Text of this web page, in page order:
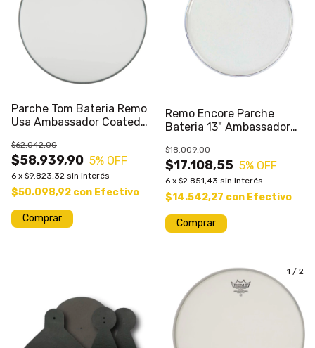
Parche Tom Bateria Remo
Usa Ambassador Coated
$58.939,90
$62.042,00
5% OFF
6 x $9.823,32 sin interés
$50.098,92 con Efectivo
Remo Encore Parche
Bateria 13" Ambassador
$17.108,55
$18.009,00
5% OFF
6 x $2.851,43 sin interés
$14.542,27 con Efectivo
1 / 2